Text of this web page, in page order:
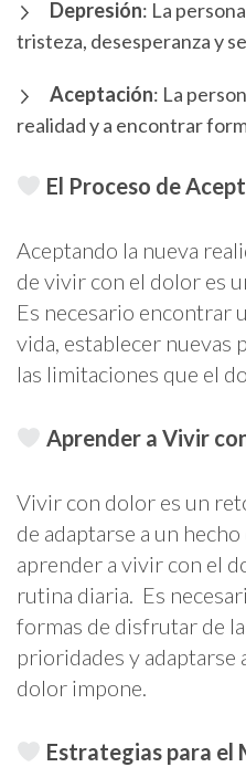
Depresión: La
tristeza, desesperanza y
Aceptación: La
realidad y a encontrar
El Proceso de
Aceptando la nueva
de vivir con el dolor es
Es necesario encontrar
vida, establecer nuevas
las limitaciones que el
Aprender a Vivir
Vivir con dolor es un
de adaptarse a un
aprender a vivir con el
rutina diaria. Es
formas de disfrutar de
prioridades y adaptarse
dolor impone.
Estrategias para el